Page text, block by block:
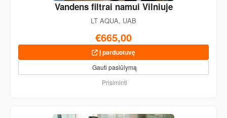
Vandens filtrai namui Vilniuje
LT AQUA, UAB
€665,00
Į parduotuvę
Gauti pasiūlymą
Prisiminti